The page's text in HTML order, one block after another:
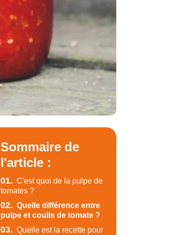
Sommaire de
l'article :
01. C'est quoi de la pulpe de
tomates ?
02. Quelle différence entre
pulpe et coulis de tomate ?
03. Quelle est la recette pour